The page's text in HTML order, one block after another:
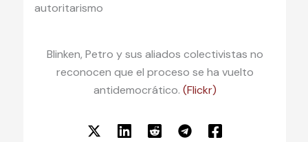
autoritarismo
Blinken, Petro y sus aliados colectivistas no
reconocen que el proceso se ha vuelto
antidemocrático. (Flickr)